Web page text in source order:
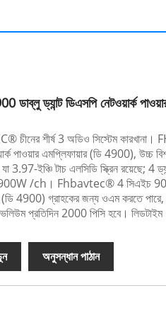
ডাব্লু ড্যান্ট ডিএসপি নেটওয়ার্ক
চীনের শীর্ষ 3 অডিও সিস্টেম
পাওয়ার এমপ্লিফায়ার (ডি 4900), উচ্চ
3.97-ইঞ্চি টাচ এলসিডি স্ক্রিন রয়েছে; 4
/ch। Fhbavtec® 4 সিএইচ 900
(ডি 4900) গ্রাহকের জন্য ওএম করতে
প্রতিদিন 2000 পিসি হবে।
অনুসন্ধান পাঠান